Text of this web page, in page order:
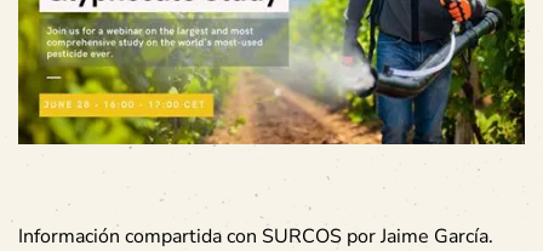
Información compartida con SURCOS por Jaime García.